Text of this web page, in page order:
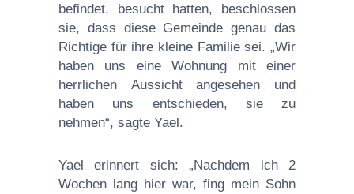
befindet, besucht hatten, beschlossen
sie, dass diese Gemeinde genau das
Richtige für ihre kleine Familie sei. „Wir
haben uns eine Wohnung mit einer
herrlichen Aussicht angesehen und
haben uns entschieden, sie zu
nehmen“, sagte Yael.
Yael erinnert sich: „Nachdem ich 2
Wochen lang hier war, fing mein Sohn